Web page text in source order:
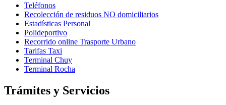
Teléfonos
Recolección de residuos NO domiciliarios
Estadísticas Personal
Polideportivo
Recorrido online Trasporte Urbano
Tarifas Taxi
Terminal Chuy
Terminal Rocha
Trámites y Servicios